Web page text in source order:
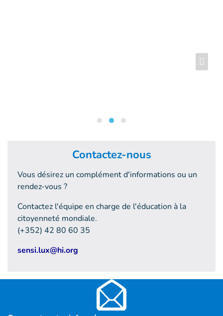
Contactez-nous
Vous désirez un complément d'informations ou un
rendez-vous ?
Contactez l'équipe en charge de l'éducation à la
citoyenneté mondiale.
(+352) 42 80 60 35
sensi.lux@hi.org